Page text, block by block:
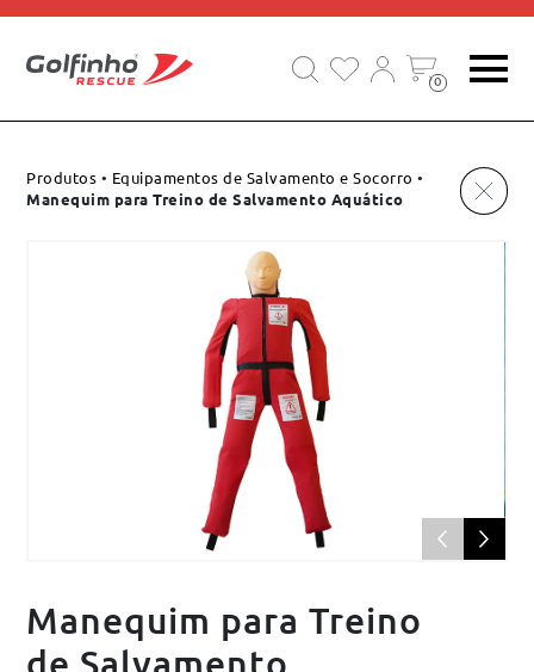
0
Produtos • Equipamentos de Salvamento e Socorro •
Manequim para Treino de Salvamento Aquático
Manequim para Treino
de Salvamento